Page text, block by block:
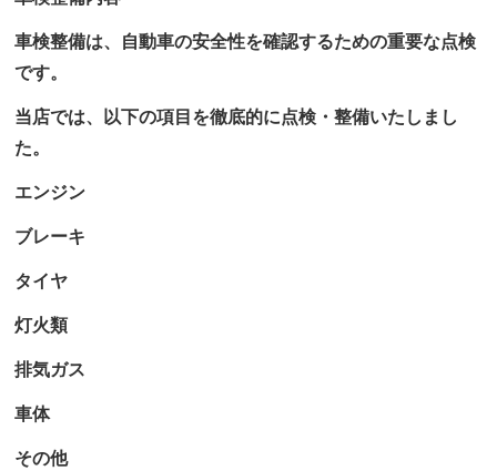
車検整備は、自動車の安全性を確認するための重要な点検
です。
当店では、以下の項目を徹底的に点検・整備いたしまし
た。
エンジン
ブレーキ
タイヤ
灯火類
排気ガス
車体
その他